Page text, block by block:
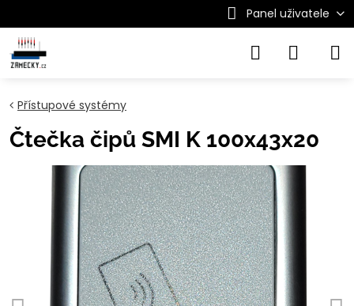
Panel uživatele
Přístupové systémy
Čtečka čipů SMI K 100x43x20